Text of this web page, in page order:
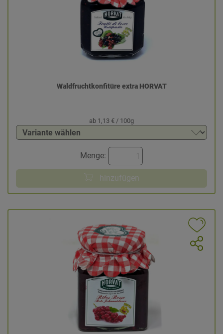
Waldfruchtkonfitüre extra HORVAT
ab 1,13 € / 100g
Menge:
hinzufügen